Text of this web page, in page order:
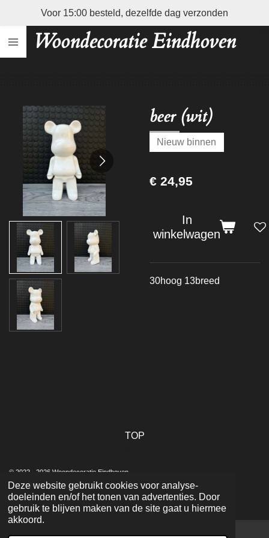
Deze website gebruikt cookies voor analyse-
doeleinden en/of het tonen van advertenties. Door
gebruik te blijven maken van de site gaat u hiermee
akkoord.
direct
naar
Woondecoratie Eindhoven
Voor 15:00 besteld, dezelfde dag verzonden
beer (wit)
Nieuw binnen
€ 24,95
In
winkelwagen
30hoog 13breed
TOP
© 2022 - 2026 Woondecoratie Eindhoven
Powered byJouwWeb